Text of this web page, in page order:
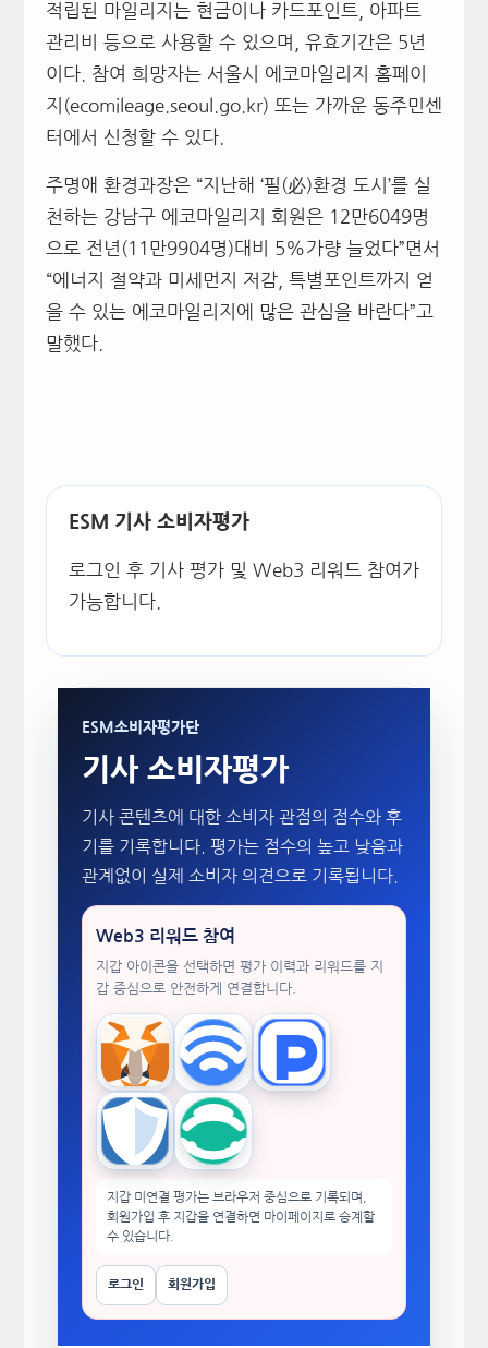
적립된 마일리지는 현금이나 카드포인트, 아파트
관리비 등으로 사용할 수 있으며, 유효기간은 5년
이다. 참여 희망자는 서울시 에코마일리지 홈페이
지(ecomileage.seoul.go.kr) 또는 가까운 동주민센
터에서 신청할 수 있다.
주명애 환경과장은 “지난해 ‘필(必)환경 도시’를 실
천하는 강남구 에코마일리지 회원은 12만6049명
으로 전년(11만9904명)대비 5%가량 늘었다”면서
“에너지 절약과 미세먼지 저감, 특별포인트까지 얻
을 수 있는 에코마일리지에 많은 관심을 바란다”고
말했다.
ESM 기사 소비자평가
로그인 후 기사 평가 및 Web3 리워드 참여가
가능합니다.
ESM소비자평가단
기사 소비자평가
기사 콘텐츠에 대한 소비자 관점의 점수와 후
기를 기록합니다. 평가는 점수의 높고 낮음과
관계없이 실제 소비자 의견으로 기록됩니다.
Web3 리워드 참여
지갑 아이콘을 선택하면 평가 이력과 리워드를 지
갑 중심으로 안전하게 연결합니다.
MetaMask WalletConnectTokenPocket
Trust Wallet imToken
지갑 미연결 평가는 브라우저 중심으로 기록되며,
회원가입 후 지갑을 연결하면 마이페이지로 승계할
수 있습니다.
로그인 회원가입